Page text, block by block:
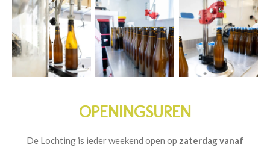
OPENINGSUREN
De Lochting is ieder weekend open op zaterdag vanaf